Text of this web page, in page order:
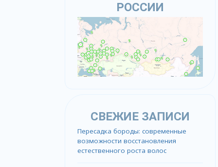
РОССИИ
СВЕЖИЕ ЗАПИСИ
Пересадка бороды: современные
возможности восстановления
естественного роста волос